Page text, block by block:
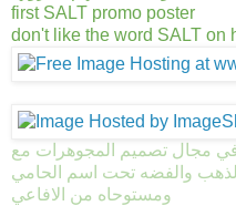
first SALT promo poster
don't like the word SALT on
في مجال تصميم المجوهرات مع
والفضه تحت اسم الحامي
ومستوحاه من الافاعي